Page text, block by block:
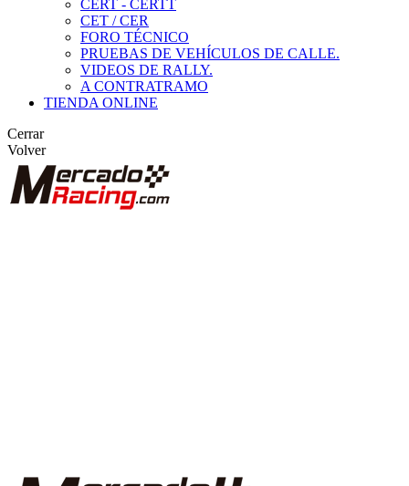
CERT - CERTT
CET / CER
FORO TÉCNICO
PRUEBAS DE VEHÍCULOS DE CALLE.
VIDEOS DE RALLY.
A CONTRATRAMO
TIENDA ONLINE
Cerrar
Volver